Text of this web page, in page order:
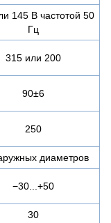
145 В частотой 50
Гц
315 или 200
90±6
250
диаметров
−30...+50
30